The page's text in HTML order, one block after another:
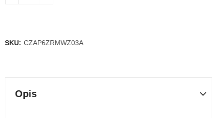
SKU: CZAP6ZRMWZ03A
Opis